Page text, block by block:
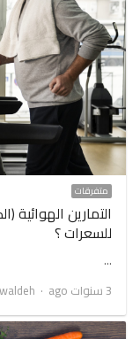
متفرقات
التمارين الهوائية
للسعرات ؟
…
3 سنوات ago
Author